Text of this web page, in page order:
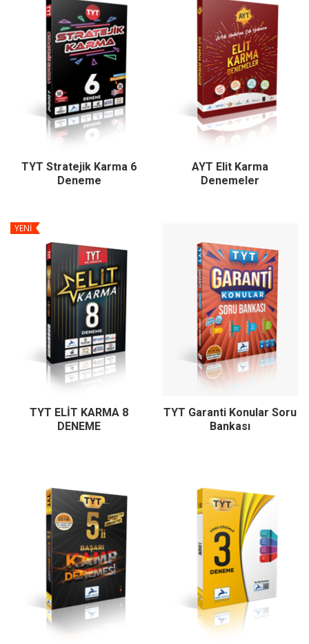
TYT Stratejik Karma 6
Deneme
AYT Elit Karma
Denemeler
YENİ
TYT ELİT KARMA 8
DENEME
TYT Garanti Konular Soru
Bankası